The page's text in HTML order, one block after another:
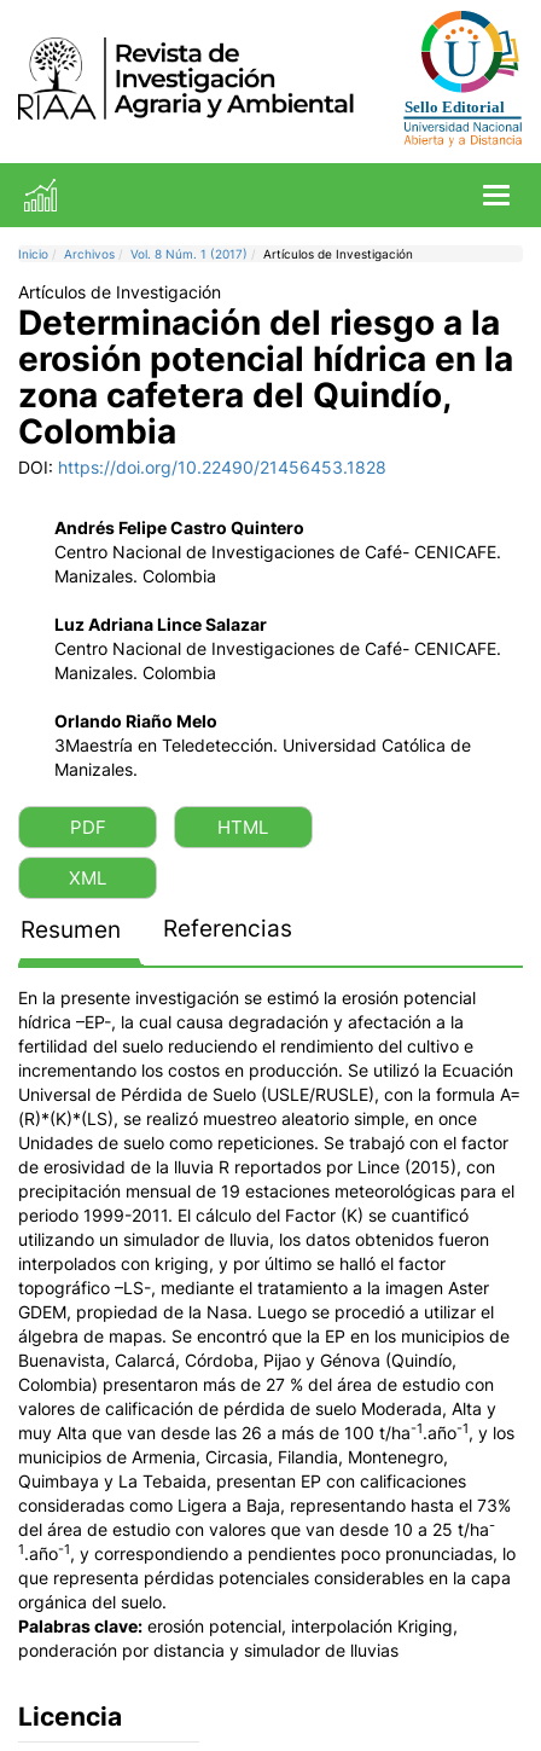
Inicio Archivos Vol. 8 Núm. 1 (2017) Artículos de Investigación
Artículos de Investigación
Determinación del riesgo a la
erosión potencial hídrica en la
zona cafetera del Quindío,
Colombia
DOI: https://doi.org/10.22490/21456453.1828
Andrés Felipe Castro Quintero
Centro Nacional de Investigaciones de Café- CENICAFE.
Manizales. Colombia
Luz Adriana Lince Salazar
Centro Nacional de Investigaciones de Café- CENICAFE.
Manizales. Colombia
Orlando Riaño Melo
3Maestría en Teledetección. Universidad Católica de
Manizales.
PDF HTML
XML
Resumen Referencias
En la presente investigación se estimó la erosión potencial
hídrica –EP-, la cual causa degradación y afectación a la
fertilidad del suelo reduciendo el rendimiento del cultivo e
incrementando los costos en producción. Se utilizó la Ecuación
Universal de Pérdida de Suelo (USLE/RUSLE), con la formula A=
(R)*(K)*(LS), se realizó muestreo aleatorio simple, en once
Unidades de suelo como repeticiones. Se trabajó con el factor
de erosividad de la lluvia R reportados por Lince (2015), con
precipitación mensual de 19 estaciones meteorológicas para el
periodo 1999-2011. El cálculo del Factor (K) se cuantificó
utilizando un simulador de lluvia, los datos obtenidos fueron
interpolados con kriging, y por último se halló el factor
topográfico –LS-, mediante el tratamiento a la imagen Aster
GDEM, propiedad de la Nasa. Luego se procedió a utilizar el
álgebra de mapas. Se encontró que la EP en los municipios de
Buenavista, Calarcá, Córdoba, Pijao y Génova (Quindío,
Colombia) presentaron más de 27 % del área de estudio con
valores de calificación de pérdida de suelo Moderada, Alta y
muy Alta que van desde las 26 a más de 100 t/ha-1.año-1, y los
municipios de Armenia, Circasia, Filandia, Montenegro,
Quimbaya y La Tebaida, presentan EP con calificaciones
consideradas como Ligera a Baja, representando hasta el 73%
del área de estudio con valores que van desde 10 a 25 t/ha-
1.año-1, y correspondiendo a pendientes poco pronunciadas, lo
que representa pérdidas potenciales considerables en la capa
orgánica del suelo.
Palabras clave: erosión potencial, interpolación Kriging,
ponderación por distancia y simulador de lluvias
Licencia